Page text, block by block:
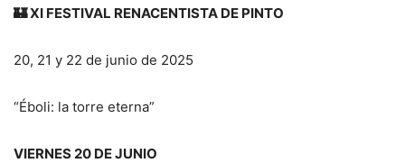
🏰 XI FESTIVAL RENACENTISTA DE PINTO
20, 21 y 22 de junio de 2025
“Éboli: la torre eterna”
VIERNES 20 DE JUNIO